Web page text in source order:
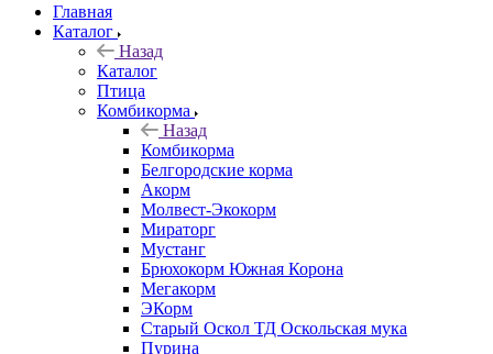
Главная
Каталог
Назад
Каталог
Птица
Комбикорма
Назад
Комбикорма
Белгородские корма
Акорм
Молвест-Экокорм
Мираторг
Мустанг
Брюхокорм Южная Корона
Мегакорм
ЭКорм
Старый Оскол ТД Оскольская мука
Пурина